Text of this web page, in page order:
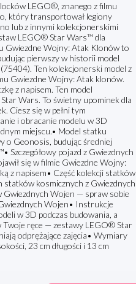
LEGO®, znanego z filmu
który transportował legiony
lub z innymi kolekcjonerskimi
LEGO® Star Wars™ dla
Gwiezdne Wojny: Atak Klonów to
pierwszy w historii model
Ten kolekcjonerski model z
Gwiezdne Wojny: Atak klonów.
z napisem. Ten model
Wars. To świetny upominek dla
Ciesz się w pełni tym
i obracanie modelu w 3D
miejscu.• Model statku
o Geonosis, budując średniej
pojazd z Gwiezdnych
się w filmie Gwiezdne Wojny:
z napisem• Część kolekcji statków
kosmicznych z Gwiezdnych
Gwiezdnych Wojen — spraw sobie
Wojen• Instrukcje
w 3D podczas budowania, a
Twoje ręce — zestawy LEGO® Star
odprężające zajęcia• Wymiary
23 cm długości i 13 cm